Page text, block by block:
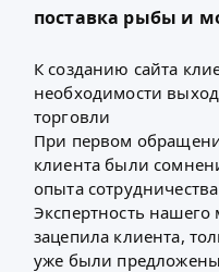
поставка рыбы и
Ксозданию сайта
необходимости
торговли
При первом
клиента были
опыта
Экспертность
зацепила клиента,
уже были